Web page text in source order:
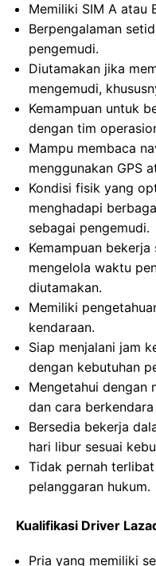
Memiliki SIM A atau
Berpengalaman
pengemudi.
Diutamakan jika
mengemudi,
Kemampuan untuk
dengan tim
Mampu membaca
menggunakan GPS
Kondisi fisik yang
menghadapi
sebagai pengemudi.
Kemampuan
mengelola waktu
diutamakan.
Memiliki
kendaraan.
Siap menjalani jam
dengan kebutuhan
Mengetahui dengan
dan cara
Bersedia bekerja
hari libur sesuai
Tidak pernah
pelanggaran hukum.
Kualifikasi Driver
Pria yang memiliki